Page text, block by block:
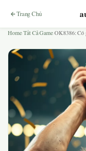
Trang Chủ
Home›Tất Cả Game›OK8386: Có